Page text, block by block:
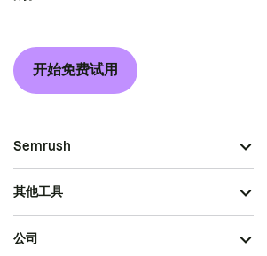
开始免费试用
Semrush
其他工具
公司